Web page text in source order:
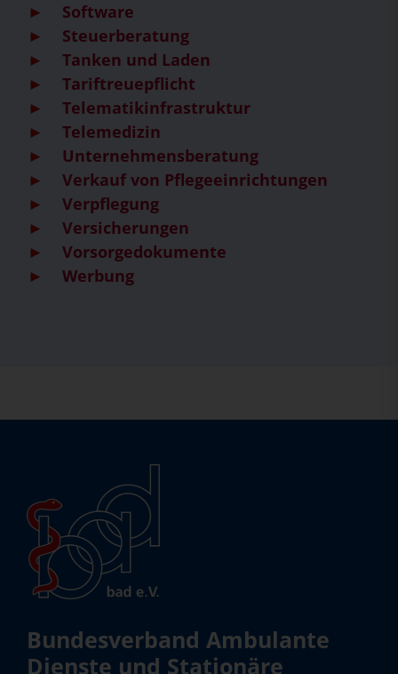
Software
Steuerberatung
Tanken und Laden
Tariftreuepflicht
Telematikinfrastruktur
Telemedizin
Unternehmensberatung
Verkauf von Pflegeeinrichtungen
Verpflegung
Versicherungen
Vorsorgedokumente
Werbung
Bundesverband Ambulante
Dienste und Stationäre